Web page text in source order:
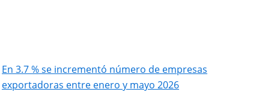
En 3.7 % se incrementó número de empresas
exportadoras entre enero y mayo 2026